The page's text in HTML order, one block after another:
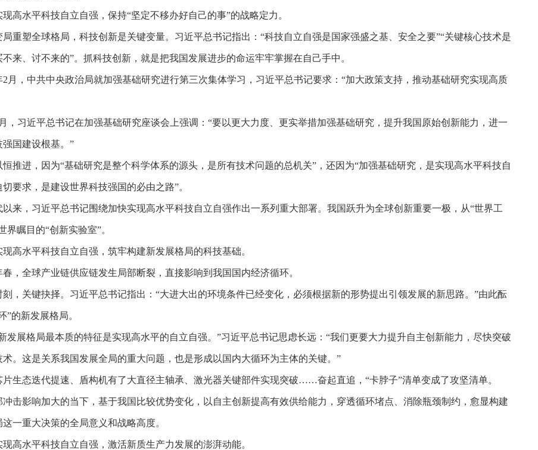
现高水平科技自立自强，保持“坚定不移办好自己的事”的战略定力。
局重塑全球格局，科技创新是关键变量。习近平总书记指出：“科技自立自强是国家强盛之基、安全之要”“关键核心技术是
来、讨不来的”。抓科技创新，就是把我国发展进步的命运牢牢掌握在自己手中。
2月，中共中央政治局就加强基础研究进行第三次集体学习，习近平总书记要求：“加大政策支持，推动基础研究实现高质
，习近平总书记在加强基础研究座谈会上强调：“要以更大力度、更实举措加强基础研究，提升我国原始创新能力，进一
强国建设根基。”
恒推进，因为“基础研究是整个科学体系的源头，是所有技术问题的总机关”，还因为“加强基础研究，是实现高水平科技自
要求，是建设世界科技强国的必由之路”。
以来，习近平总书记围绕加快实现高水平科技自立自强作出一系列重大部署。我国跃升为全球创新重要一极，从“世界工
界瞩目的“创新实验室”。
现高水平科技自立自强，筑牢构建新发展格局的科技基础。
春，全球产业链供应链发生局部断裂，直接影响到我国国内经济循环。
刻，关键抉择。习近平总书记指出：“大进大出的环境条件已经变化，必须根据新的形势提出引领发展的新思路。”由此酝
”的新发展格局。
发展格局最本质的特征是实现高水平的自立自强。”习近平总书记思虑长远：“我们更要大力提升自主创新能力，尽快突破
术。这是关系我国发展全局的重大问题，也是形成以国内大循环为主体的关键。”
片生态迭代提速、盾构机有了大直径主轴承、激光器关键部件实现突破……奋起直追，“卡脖子”清单变成了攻坚清单。
冲击影响加大的当下，基于我国比较优势变化，以自主创新提高有效供给能力，穿透循环堵点、消除瓶颈制约，愈显构建
一重大决策的全局意义和战略高度。
现高水平科技自立自强，激活新质生产力发展的澎湃动能。